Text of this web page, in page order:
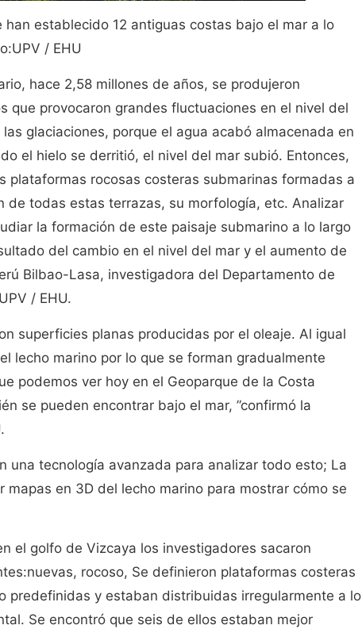
han establecido 12 antiguas costas bajo el mar a lo
/ EHU
hace 2,58 millones de años, se produjeron
que provocaron grandes fluctuaciones en el nivel del
glaciaciones, porque el agua acabó almacenada en
el hielo se derritió, el nivel del mar subió. Entonces,
plataformas rocosas costeras submarinas formadas a
de todas estas terrazas, su morfología, etc. Analizar
la formación de este paisaje submarino a lo largo
del cambio en el nivel del mar y el aumento de
Bilbao-Lasa, investigadora del Departamento de
/ EHU.
superficies planas producidas por el oleaje. Al igual
lecho marino por lo que se forman gradualmente
podemos ver hoy en el Geoparque de la Costa
se pueden encontrar bajo el mar, ”confirmó la
una tecnología avanzada para analizar todo esto; La
en 3D del lecho marino para mostrar cómo se
el golfo de Vizcaya los investigadores sacaron
rocoso, Se definieron plataformas costeras
predefinidas y estaban distribuidas irregularmente a lo
Se encontró que seis de ellos estaban mejor